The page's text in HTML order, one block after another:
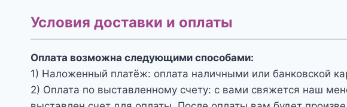
Условия доставки и оплаты
Оплата возможна следующими способами:
1) Наложенный платёж: оплата наличными или банковской
2) Оплата по выставленному счету: с вами свяжется наш